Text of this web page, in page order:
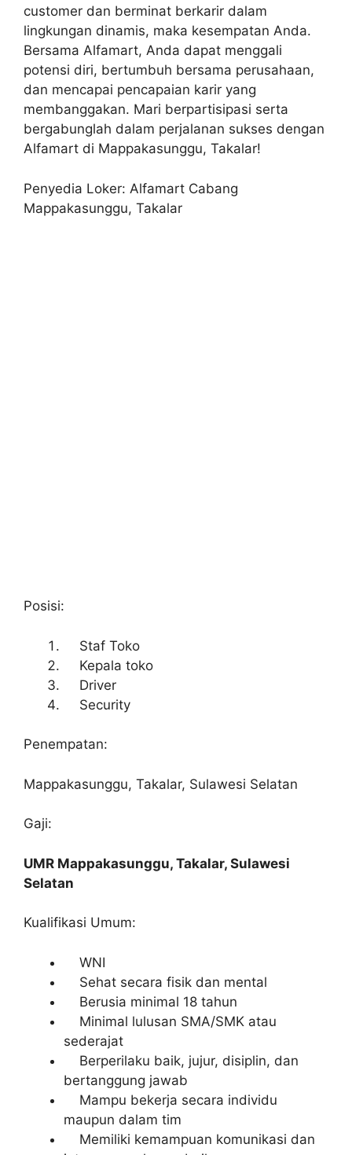
customer dan berminat berkarir dalam
lingkungan dinamis, maka kesempatan Anda.
Bersama Alfamart, Anda dapat menggali
potensi diri, bertumbuh bersama perusahaan,
dan mencapai pencapaian karir yang
membanggakan. Mari berpartisipasi serta
bergabunglah dalam perjalanan sukses dengan
Alfamart di Mappakasunggu, Takalar!
Penyedia Loker: Alfamart Cabang
Mappakasunggu, Takalar
Posisi:
Staf Toko
Kepala toko
Driver
Security
Penempatan:
Mappakasunggu, Takalar, Sulawesi Selatan
Gaji:
UMR Mappakasunggu, Takalar, Sulawesi
Selatan
Kualifikasi Umum:
WNI
Sehat secara fisik dan mental
Berusia minimal 18 tahun
Minimal lulusan SMA/SMK atau
sederajat
Berperilaku baik, jujur, disiplin, dan
bertanggung jawab
Mampu bekerja secara individu
maupun dalam tim
Memiliki kemampuan komunikasi dan